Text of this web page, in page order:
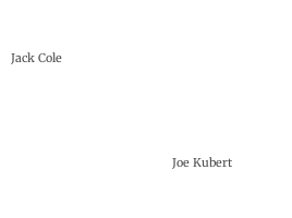
Jack Cole
Joe Kubert